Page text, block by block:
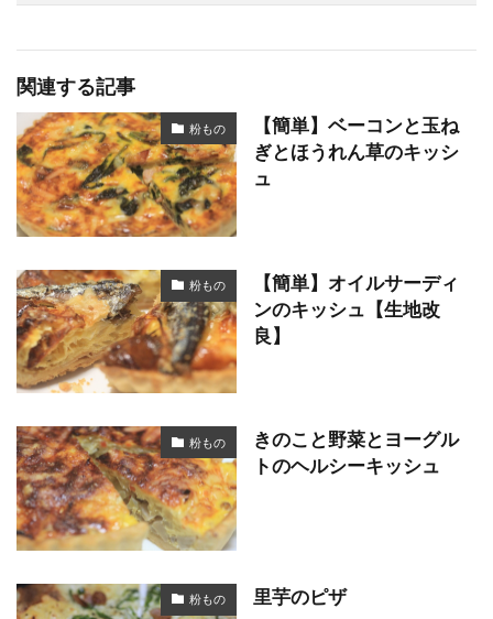
関連する記事
粉もの
【簡単】ベーコンと玉ね
ぎとほうれん草のキッシ
ュ
粉もの
【簡単】オイルサーディ
ンのキッシュ【生地改
良】
粉もの
きのこと野菜とヨーグル
トのヘルシーキッシュ
粉もの 里芋のピザ